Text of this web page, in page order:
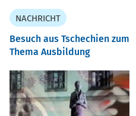
NACHRICHT
Besuch aus Tschechien zum
Thema Ausbildung